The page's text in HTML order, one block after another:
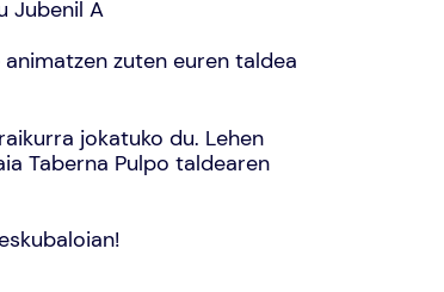
Jubenil A
zuten euren taldea
jokatuko du. Lehen
Taberna Pulpo taldearen